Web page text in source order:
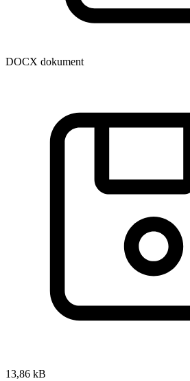
DOCX dokument
13,86 kB